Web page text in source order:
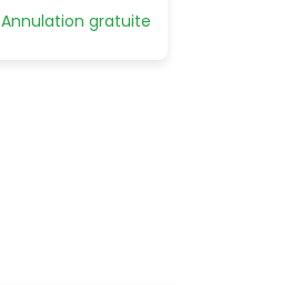
Annulation gratuite